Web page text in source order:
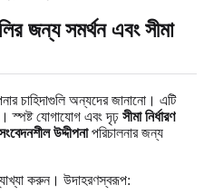
জন্য সমর্থন এবং সীমা
চাহিদাগুলি অন্যদের জানানো। এটি
স্পষ্ট যোগাযোগ এবং দৃঢ় সীমা নির্ধারণ
উদ্দীপনাপরিচালনার জন্য
করুন। উদাহরণস্বরূপ: